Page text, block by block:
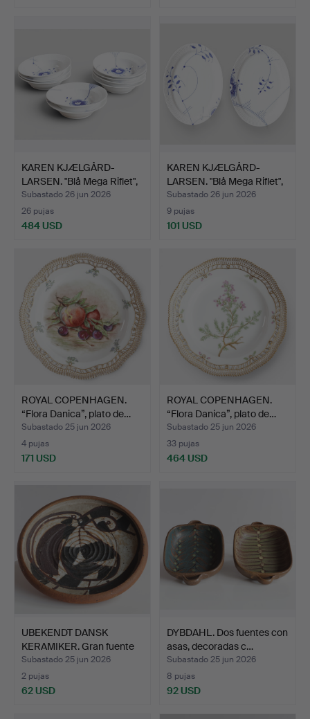
KAREN KJÆLGÅRD-
LARSEN. "Blå Mega Riflet",
…
Subastado 26 jun 2026
26 pujas
484 USD
KAREN KJÆLGÅRD-
LARSEN. "Blå Mega Riflet",
…
Subastado 26 jun 2026
9 pujas
101 USD
ROYAL COPENHAGEN.
“Flora Danica”, plato de…
Subastado 25 jun 2026
4 pujas
171 USD
ROYAL COPENHAGEN.
“Flora Danica”, plato de…
Subastado 25 jun 2026
33 pujas
464 USD
UBEKENDT DANSK
KERAMIKER. Gran fuente
de m…
Subastado 25 jun 2026
2 pujas
62 USD
DYBDAHL. Dos fuentes con
asas, decoradas c…
Subastado 25 jun 2026
8 pujas
92 USD